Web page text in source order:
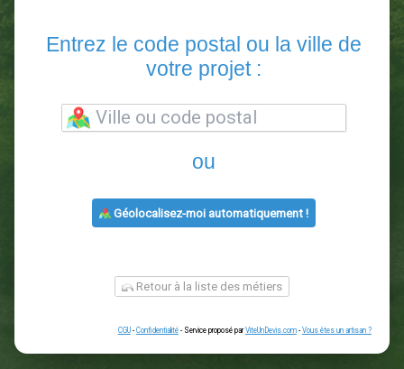
votre projet :
ou
Géolocalisez-moi automatiquement !